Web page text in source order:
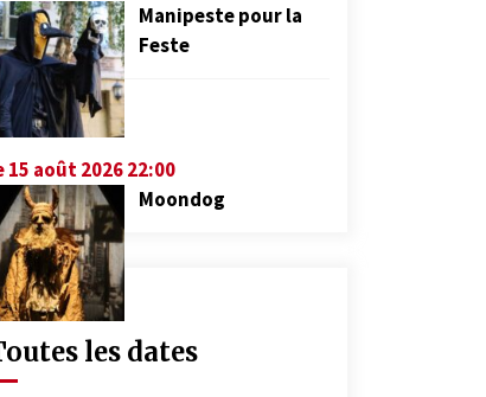
Manipeste pour la
Feste
15 août 2026 22:00
Moondog
les dates